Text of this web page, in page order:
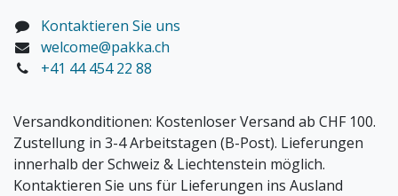
Kontaktieren Sie uns
welcome@pakka.ch
+41 44 454 22 88
Versandkonditionen: Kostenloser Versand ab CHF 100.
Zustellung in 3-4 Arbeitstagen (B-Post). Lieferungen
innerhalb der Schweiz & Liechtenstein möglich.
Kontaktieren Sie uns für Lieferungen ins Ausland